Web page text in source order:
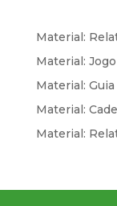
Material:
Material:
Material:
Material:
Material: